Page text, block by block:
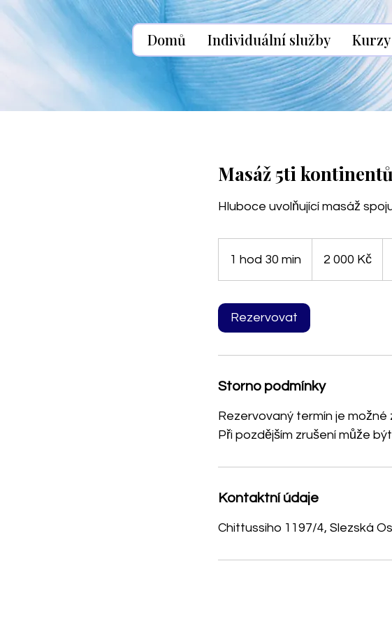
Domů Individuální služby
Masáž 5ti
Hluboce uvolňující masáž
1 hod 30 min
h
0
m
n
korun2 000 Kč
Rezervovat
Storno podmínky
Rezervovaný termín je
Při pozdějším zrušení může
Kontaktní údaje
Chittussiho 1197/4, Slezská